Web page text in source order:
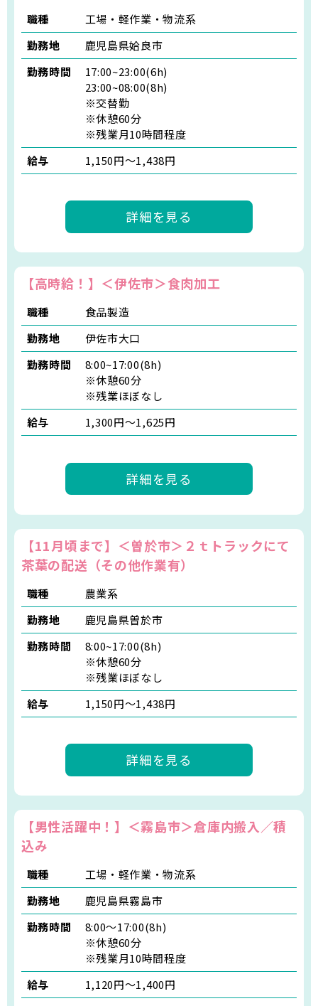
職種
工場・軽作業・物流系
勤務地
鹿児島県姶良市
勤務時間
17:00~23:00(6h)
23:00~08:00(8h)
※交替勤
※休憩60分
※残業月10時間程度
給与
1,150円～1,438円
詳細を見る
【高時給！】＜伊佐市＞食肉加工
職種
食品製造
勤務地
伊佐市大口
勤務時間
8:00~17:00(8h)
※休憩60分
※残業ほぼなし
給与
1,300円～1,625円
詳細を見る
【11月頃まで】＜曽於市＞２ｔトラックにて
茶葉の配送（その他作業有）
職種
農業系
勤務地
鹿児島県曽於市
勤務時間
8:00~17:00(8h)
※休憩60分
※残業ほぼなし
給与
1,150円～1,438円
詳細を見る
【男性活躍中！】＜霧島市＞倉庫内搬入／積
込み
職種
工場・軽作業・物流系
勤務地
鹿児島県霧島市
勤務時間
8:00～17:00(8h)
※休憩60分
※残業月10時間程度
給与
1,120円～1,400円